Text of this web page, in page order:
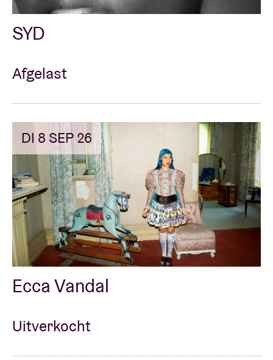
SYD
Afgelast
DI 8 SEP 26
Ecca Vandal
Uitverkocht